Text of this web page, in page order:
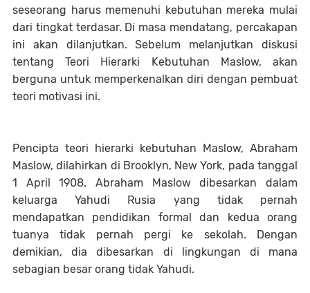
seseorang harus memenuhi kebutuhan mereka mulai
dari tingkat terdasar. Di masa mendatang, percakapan
ini akan dilanjutkan. Sebelum melanjutkan diskusi
tentang Teori Hierarki Kebutuhan Maslow, akan
berguna untuk memperkenalkan diri dengan pembuat
teori motivasi ini.
Pencipta teori hierarki kebutuhan Maslow, Abraham
Maslow, dilahirkan di Brooklyn, New York, pada tanggal
1 April 1908. Abraham Maslow dibesarkan dalam
keluarga Yahudi Rusia yang tidak pernah
mendapatkan pendidikan formal dan kedua orang
tuanya tidak pernah pergi ke sekolah. Dengan
demikian, dia dibesarkan di lingkungan di mana
sebagian besar orang tidak Yahudi.